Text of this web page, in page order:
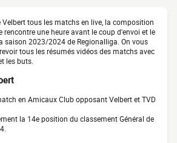
Velbert tous les matchs en live, la composition
rencontre une heure avant le coup d'envoi et le
saison 2023/2024 de Regionalliga. On vous
tous les résumés vidéos des matchs avec
les buts.
en Amicaux Club opposant Velbert et TVD
la 14e position du classement Général de